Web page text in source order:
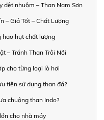
dệt nhuộm – Than Nam Sơn
– Giá Tốt – Chất Lượng
hao hụt chất lượng
– Tránh Than Trôi Nổi
cho từng loại lò hơi
tiên sử dụng than đá?
chuộng than Indo?
cho nhà máy